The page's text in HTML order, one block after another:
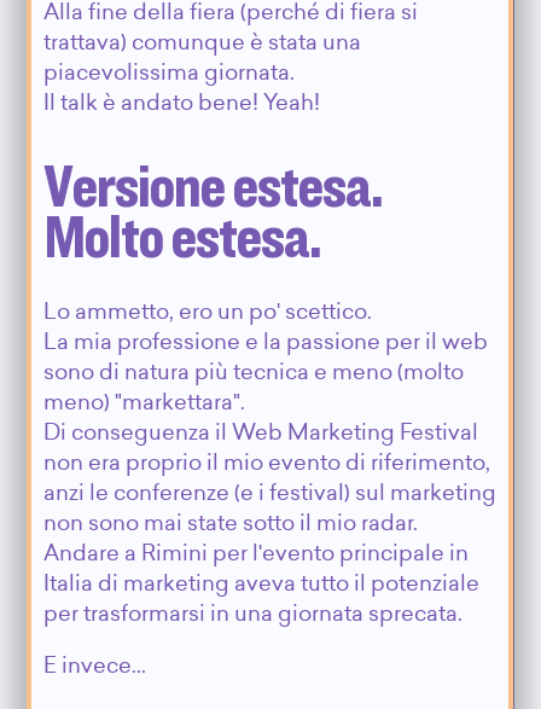
Alla fine della fiera (perché di fiera si
trattava) comunque è stata una
piacevolissima giornata.
Il talk è andato bene! Yeah!
Versione estesa.
Molto estesa.
Lo ammetto, ero un po' scettico.
La mia professione e la passione per il web
sono di natura più tecnica e meno (molto
meno) "markettara".
Di conseguenza il Web Marketing Festival
non era proprio il mio evento di riferimento,
anzi le conferenze (e i festival) sul marketing
non sono mai state sotto il mio radar.
Andare a Rimini per l'evento principale in
Italia di marketing aveva tutto il potenziale
per trasformarsi in una giornata sprecata.
E invece...